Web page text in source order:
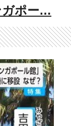
ガポー…